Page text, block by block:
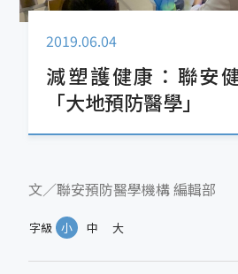
2019.06.04
減塑護健康：聯安
「大地預防醫學」
文／聯安預防醫學機構 編輯部
字級 小 中 大